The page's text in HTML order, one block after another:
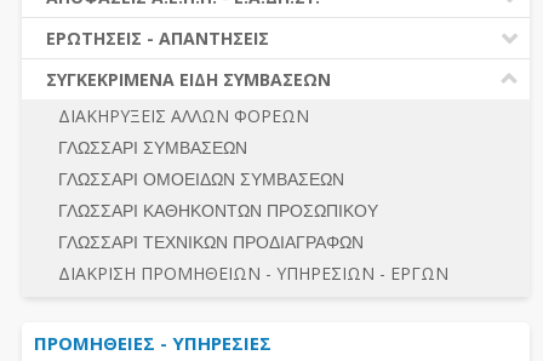
ΚΑΛΛΙΚΡΑΤΗΣ (Ν.3852/2010)
ΝΟΜΟΘΕΣΙΑ - ΝΟΜΟΛΟΓΙΑ (ΣΥΝΟΛΟ)
ΕΡΩΤΗΣΕΙΣ - ΑΠΑΝΤΗΣΕΙΣ
ΠΡΟΔΙΚΑΣΤΙΚΗ ΠΡΟΣΦΥΓΗ
ΓΕΝΙΚΟΙ ΚΑΝΟΝΕΣ
ΔΙΚΑΙΟΥΜΕΝΟΙ ΣΥΜΜΕΤΟΧΗΣ
ΠΡΟΣΦΟΡΕΣ – ΔΙΚΑΙΟΛΟΓΗΤΙΚΑ ΣΥΜΜΕΤΟΧΗΣ
ΔΙΕΞΑΓΩΓΗ ΔΙΑΔΙΚΑΣΙΑΣ
ΕΣΗΔΗΣ – ΚΗΜΔΗΣ
ΠΕΡΙΛΗΨΕΙΣ ΑΠΟΦΑΣΕΩΝ Α.Ε.Π.Π. - Ε.Α.ΔΗ.ΣΥ.
ΣΥΝΟΛΟ
ΕΡΩΤΗΣΕΙΣ - ΑΠΑΝΤΗΣΕΙΣ
Ν. 4782/2021 - ΤΡΟΠΟΠΟΙΗΣΗ 4412/2016
ΔΙΕΞΑΓΩΓΗ ΔΙΑΔΙΚΑΣΙΑΣ
ΔΙΑΔΙΚΑΣΙΕΣ ΑΝΑΘΕΣΗΣ
ΓΕΝΙΚΟΙ ΚΑΝΟΝΕΣ
ΠΡΟΕΤΟΙΜΑΣΙΑ - ΔΗΜΟΣΙΟΤΗΤΑ
ΛΟΓΟΙ ΑΠΟΚΛΕΙΣΜΟΥ-ΔΙΚΑΙΟΥΜΕΝΟΙ ΣΥΜΜΕΤΟΧΗΣ
ΠΡΟΣΦΟΡΕΣ - ΔΙΚΑΙΟΛΟΓΗΤΙΚΑ ΣΥΜΜΕΤΟΧΗΣ
ΣΥΓΚΕΚΡΙΜΕΝΑ ΕΙΔΗ ΣΥΜΒΑΣΕΩΝ
ΔΙΑΚΗΡΥΞΕΙΣ ΑΛΛΩΝ ΦΟΡΕΩΝ
ΓΛΩΣΣΑΡΙ ΣΥΜΒΑΣΕΩΝ
ΓΛΩΣΣΑΡΙ ΟΜΟΕΙΔΩΝ ΣΥΜΒΑΣΕΩΝ
ΓΛΩΣΣΑΡΙ ΚΑΘΗΚΟΝΤΩΝ ΠΡΟΣΩΠΙΚΟΥ
ΓΛΩΣΣΑΡΙ ΤΕΧΝΙΚΩΝ ΠΡΟΔΙΑΓΡΑΦΩΝ
ΔΙΑΚΡΙΣΗ ΠΡΟΜΗΘΕΙΩΝ - ΥΠΗΡΕΣΙΩΝ - ΕΡΓΩΝ
ΠΡΟΜΗΘΕΙΕΣ - ΥΠΗΡΕΣΙΕΣ